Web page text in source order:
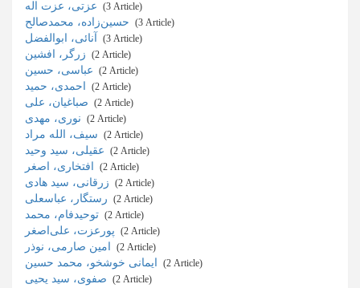
‎ (3 Article)
‎ (3 Article)
‎ (3 Article)
‎ (2 Article)
‎ (2 Article)
‎ (2 Article)
‎ (2 Article)
‎ (2 Article)
‎ (2 Article)
‎ (2 Article)
‎ (2 Article)
‎ (2 Article)
‎ (2 Article)
‎ (2 Article)
‎ (2 Article)
‎ (2 Article)
‎ (2 Article)
‎ (2 Article)